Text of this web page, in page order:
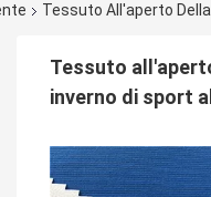
Tessuto All'aperto
Tessuto
inverno di sport